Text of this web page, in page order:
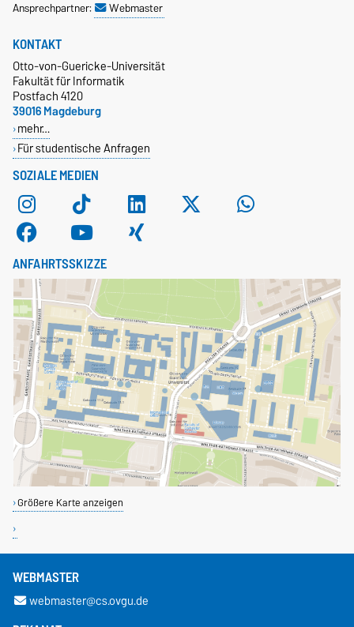
Ansprechpartner:
Webmaster
SOZIALE MEDIEN
KONTAKT
Otto-von-Guericke-Universität
Fakultät für Informatik
Postfach 4120
39016 Magdeburg
mehr…
Für studentische Anfragen
ANFAHRTSSKIZZE
Größere Karte anzeigen
WEBMASTER
webmaster@cs.ovgu.de